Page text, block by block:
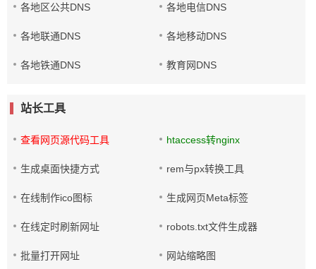
各地区公共DNS 各地电信DNS
各地联通DNS 各地移动DNS
各地铁通DNS 教育网DNS
站长工具
查看网页源代码工具 htaccess转nginx
生成桌面快捷方式 rem与px转换工具
在线制作ico图标 生成网页Meta标签
在线定时刷新网址 robots.txt文件生成器
批量打开网址 网站缩略图